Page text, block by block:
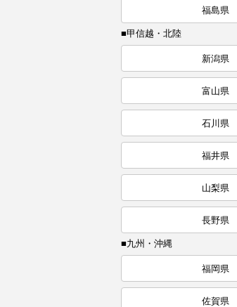
福島県
■甲信越・北陸
新潟県
富山県
石川県
福井県
山梨県
長野県
■九州・沖縄
福岡県
佐賀県